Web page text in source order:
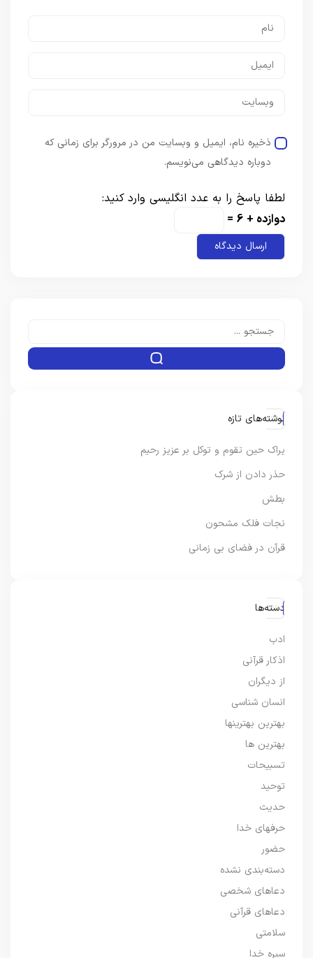
ذخیره نام، ایمیل و وبسایت من در مرورگر برای زمانی که
دوباره دیدگاهی می‌نویسم.
لطفا پاسخ را به عدد انگلیسی وارد کنید:
دوازده + 6 =
نوشته‌های تازه
یراک حین تقوم و توکل بر عزیز رحیم
حذر دادن از شرک
بطش
نجات فلک مشحون
قرآن در فضای بی زمانی
دسته‌ها
ادب
اذکار قرآنی
از دیگران
انسان شناسی
بهترین بهترینها
بهترین ها
تسبیحات
توحید
حدیث
حرفهای خدا
حضور
دسته‌بندی نشده
دعاهای شخصی
دعاهای قرآنی
سلامتی
سیره خدا